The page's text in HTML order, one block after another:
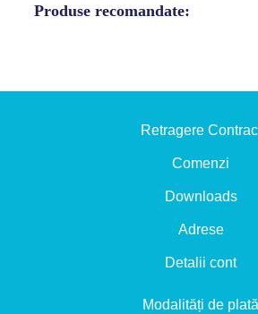
Produse recomandate:
Retragere
Comenzi
Downloads
Adrese
Detalii cont
Modalități de plată